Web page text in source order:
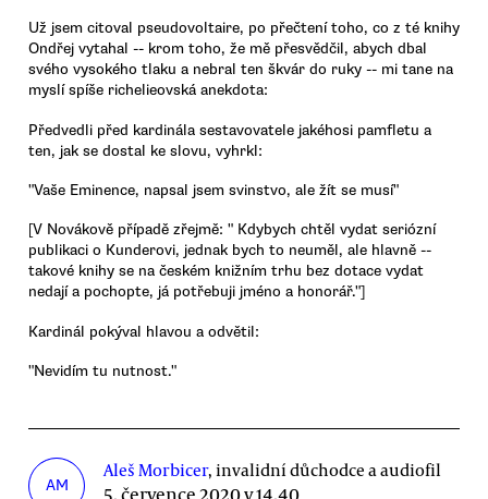
Už jsem citoval pseudovoltaire, po přečtení toho, co z té knihy
Ondřej vytahal -- krom toho, že mě přesvědčil, abych dbal
svého vysokého tlaku a nebral ten škvár do ruky -- mi tane na
myslí spíše richelieovská anekdota:
Předvedli před kardinála sestavovatele jakéhosi pamfletu a
ten, jak se dostal ke slovu, vyhrkl:
"Vaše Eminence, napsal jsem svinstvo, ale žít se musí"
[V Novákově případě zřejmě: " Kdybych chtěl vydat seriózní
publikaci o Kunderovi, jednak bych to neuměl, ale hlavně --
takové knihy se na českém knižním trhu bez dotace vydat
nedají a pochopte, já potřebuji jméno a honorář."]
Kardinál pokýval hlavou a odvětil:
"Nevidím tu nutnost."
AM
Aleš Morbicer, invalidní důchodce a audiofil